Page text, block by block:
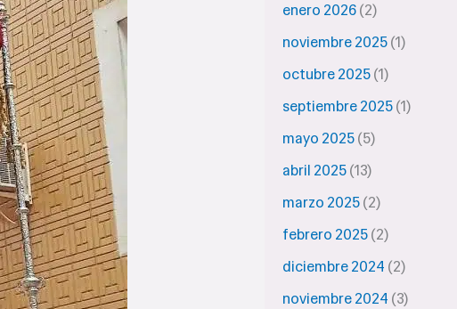
enero 2026(2)
noviembre 2025(1)
octubre 2025(1)
septiembre 2025(1)
mayo 2025(5)
abril 2025(13)
marzo 2025(2)
febrero 2025(2)
diciembre 2024 (2)
noviembre 2024 (3)